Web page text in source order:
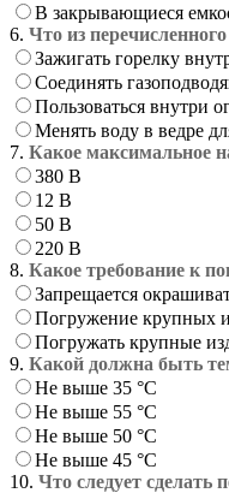
В закрывающиеся
6. Что из
Зажигать горелку
Соединять
Пользоваться внутри
Менять воду в ведре
7. Какое максимальное
380 В
12 В
50 В
220 В
8. Какое требование к
Запрещается
Погружение крупных
Погружать крупные
9. Какой должна быть
Не выше 35 °С
Не выше 55 °С
Не выше 50 °С
Не выше 45 °С
10. Что следует сделать